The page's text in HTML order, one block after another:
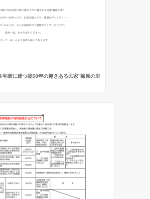
宅街に建つ築50年の趣きある民家”篠原の里